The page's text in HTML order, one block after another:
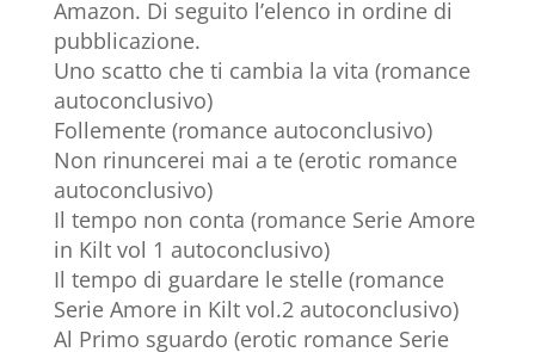
Amazon. Di seguito l’elenco in ordine di
pubblicazione.
Uno scatto che ti cambia la vita (romance
autoconclusivo)
Follemente (romance autoconclusivo)
Non rinuncerei mai a te (erotic romance
autoconclusivo)
Il tempo non conta (romance Serie Amore
in Kilt vol 1 autoconclusivo)
Il tempo di guardare le stelle (romance
Serie Amore in Kilt vol.2 autoconclusivo)
Al Primo sguardo (erotic romance Serie